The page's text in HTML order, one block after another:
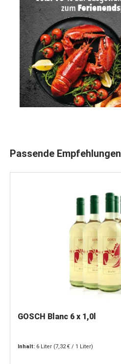
Produktgalerie überspringen
Passende Empfehlungen
GOSCH Blanc 6 x 1,0l
Inhalt: 6 Liter (7,32 € / 1 Liter)